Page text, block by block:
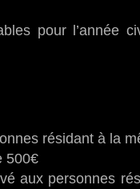
pour l’année
résidant à la
500€
aux personnes